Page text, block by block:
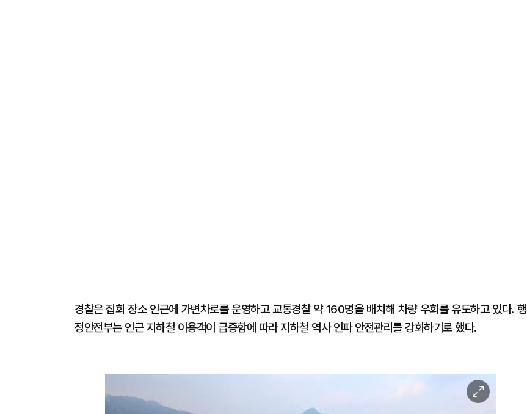
경찰은 집회 장소 인근에 가변차로를 운영하고 교통경찰 약 160명을 배치해 차량 우회를 유도하고 있다. 행
정안전부는 인근 지하철 이용객이 급증함에 따라 지하철 역사 인파 안전관리를 강화하기로 했다.
이
미